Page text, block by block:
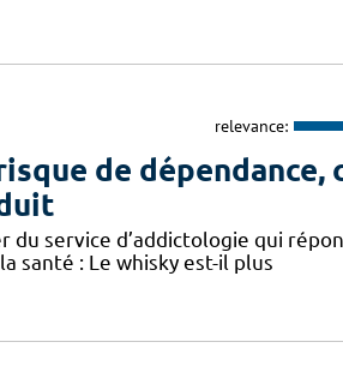
relevance:
de dépendance,
du service d’addictologie qui
santé : Le whisky est-il plus